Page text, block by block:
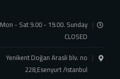
Mon - Sat 9.00 - 19.00. Sunday
CLOSED
Yenikent Doğan Arasli blv. no
228,Esenyurt /Istanbul